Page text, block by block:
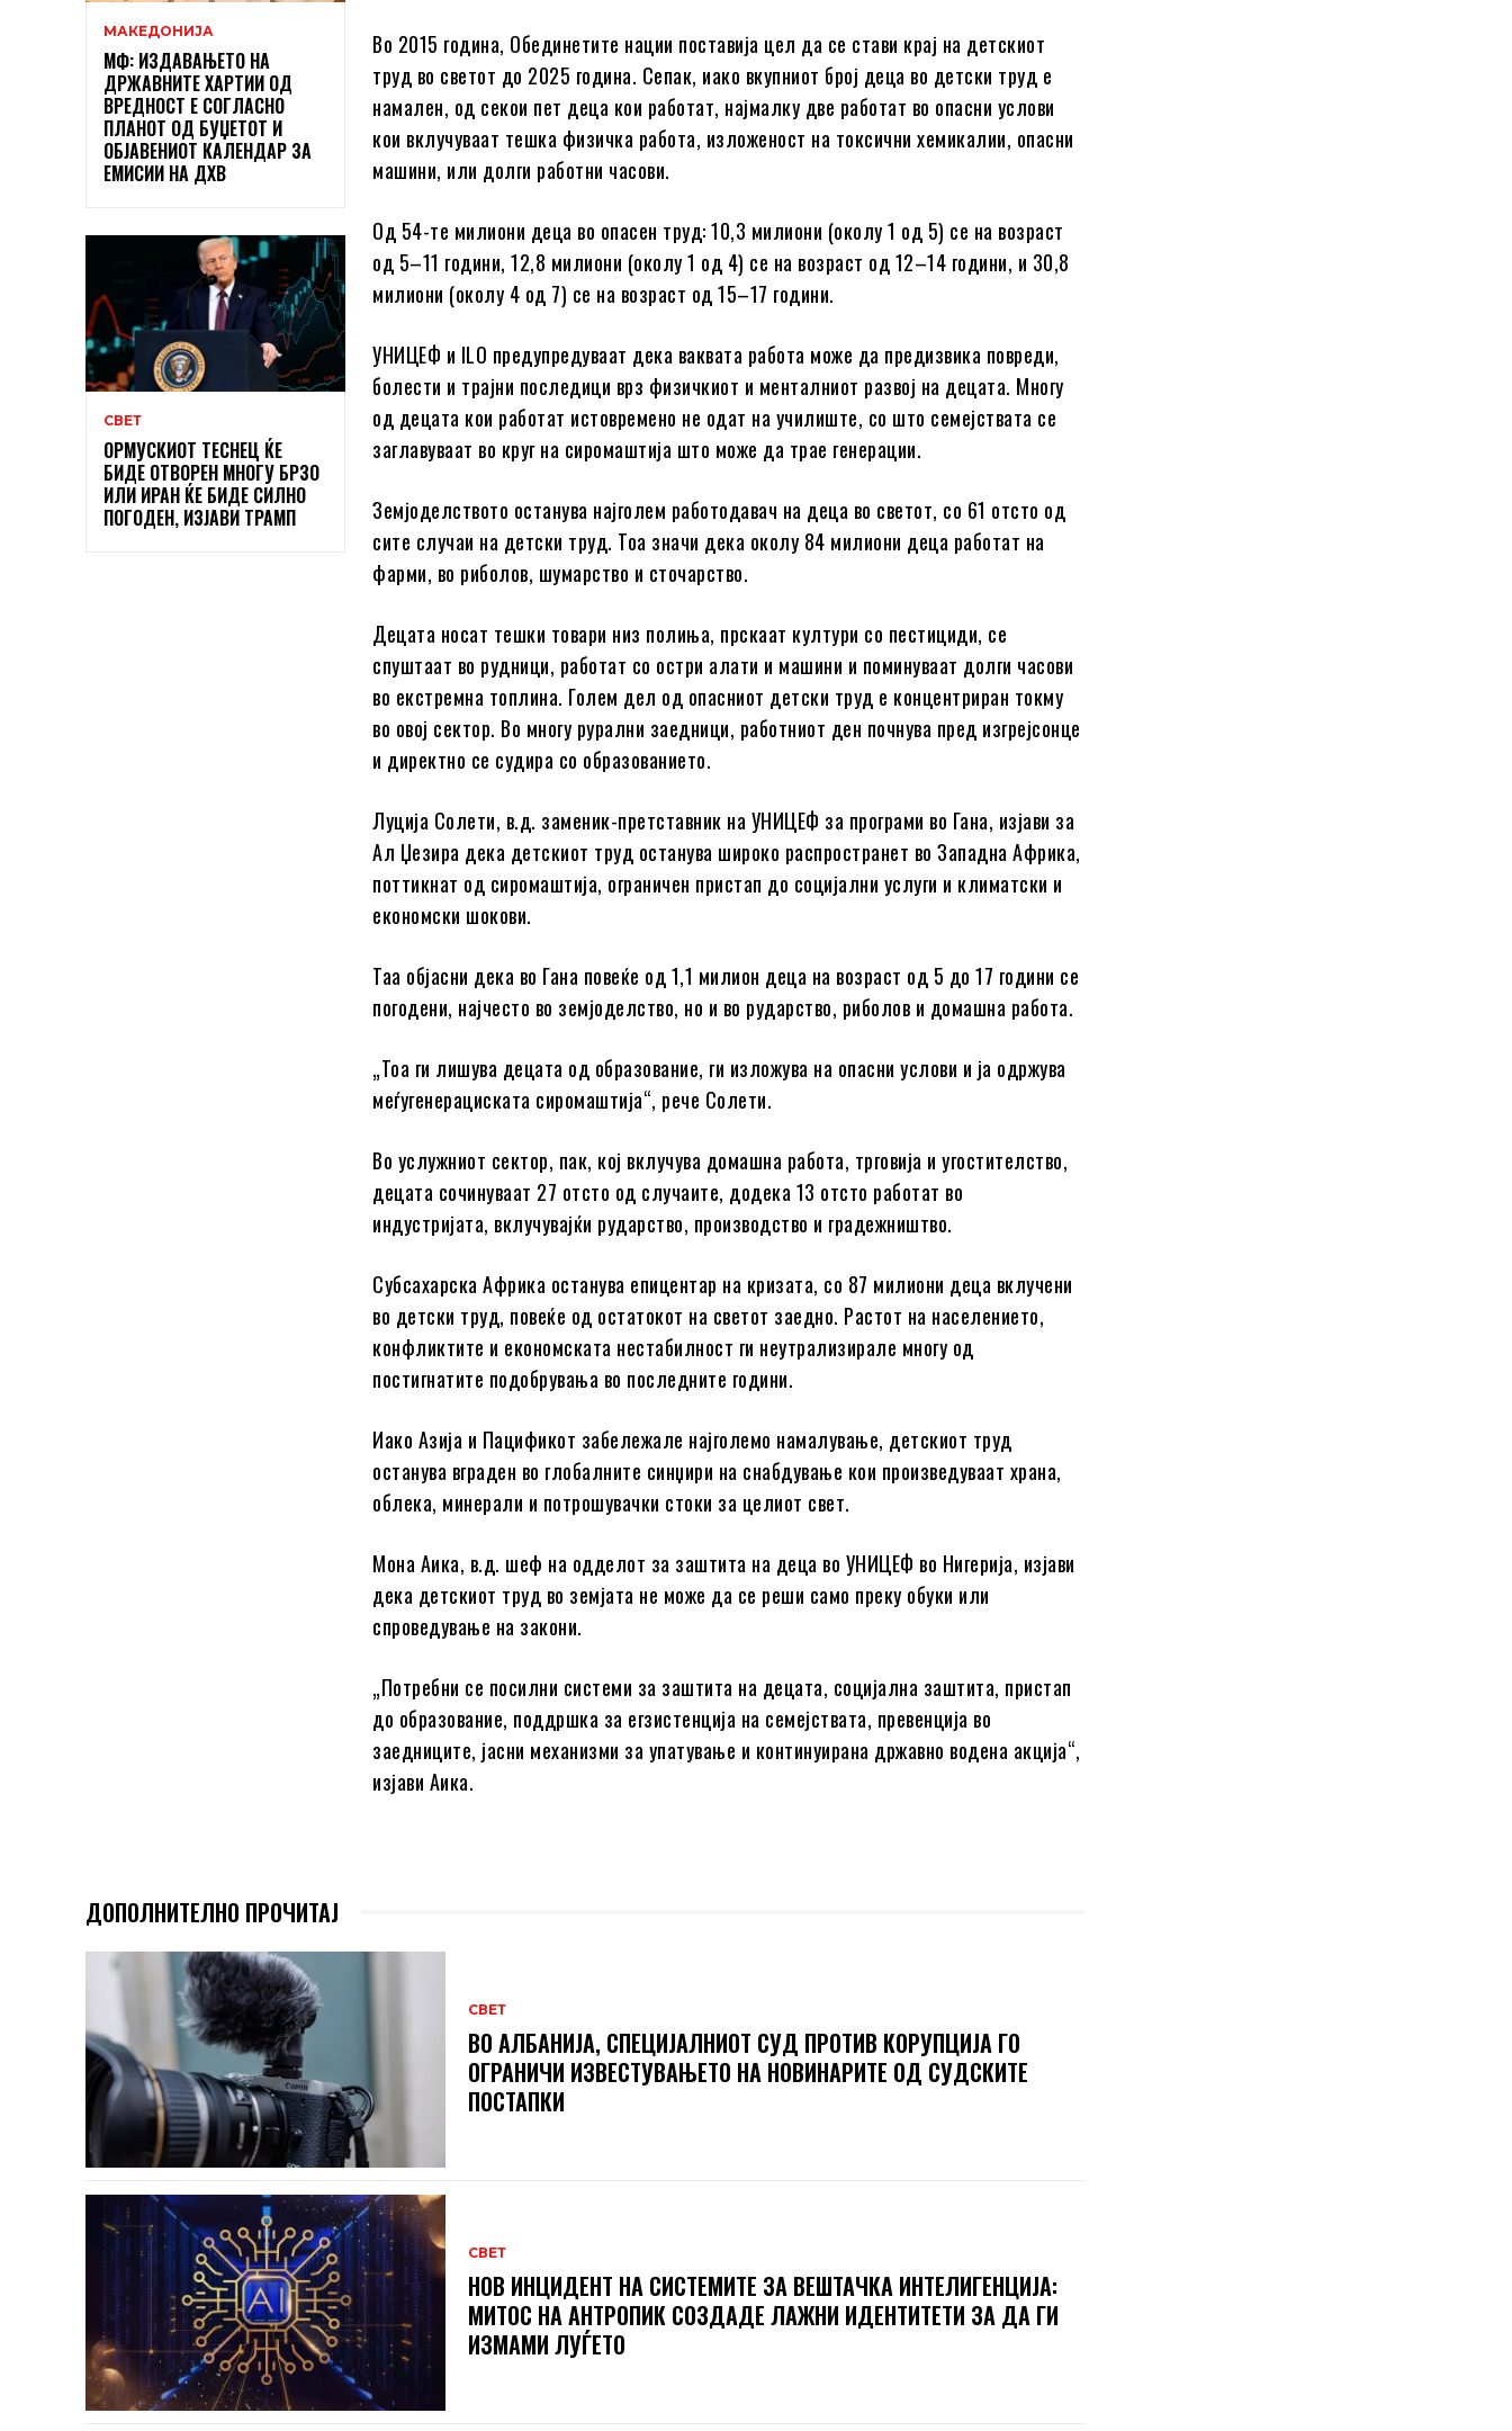
МАКЕДОНИЈА
МФ: ИЗДАВАЊЕТО НА
ДРЖАВНИТЕ ХАРТИИ ОД
ВРЕДНОСТ Е СОГЛАСНО
ПЛАНОТ ОД БУЏЕТОТ И
ОБЈАВЕНИОТ КАЛЕНДАР ЗА
ЕМИСИИ НА ДХВ
СВЕТ
ОРМУСКИОТ ТЕСНЕЦ ЌЕ
БИДЕ ОТВОРЕН МНОГУ БРЗО
ИЛИ ИРАН ЌЕ БИДЕ СИЛНО
ПОГОДЕН, ИЗЈАВИ ТРАМП
Во 2015 година, Обединетите нации поставија цел да се стави крај на детскиот
труд во светот до 2025 година. Сепак, иако вкупниот број деца во детски труд е
намален, од секои пет деца кои работат, најмалку две работат во опасни услови
кои вклучуваат тешка физичка работа, изложеност на токсични хемикалии, опасни
машини, или долги работни часови.
Од 54-те милиони деца во опасен труд: 10,3 милиони (околу 1 од 5) се на возраст
од 5–11 години, 12,8 милиони (околу 1 од 4) се на возраст од 12–14 години, и 30,8
милиони (околу 4 од 7) се на возраст од 15–17 години.
УНИЦЕФ и ILO предупредуваат дека ваквата работа може да предизвика повреди,
болести и трајни последици врз физичкиот и менталниот развој на децата. Многу
од децата кои работат истовремено не одат на училиште, со што семејствата се
заглавуваат во круг на сиромаштија што може да трае генерации.
Земјоделството останува најголем работодавач на деца во светот, со 61 отсто од
сите случаи на детски труд. Тоа значи дека околу 84 милиони деца работат на
фарми, во риболов, шумарство и сточарство.
Децата носат тешки товари низ полиња, прскаат култури со пестициди, се
спуштаат во рудници, работат со остри алати и машини и поминуваат долги часови
во екстремна топлина. Голем дел од опасниот детски труд е концентриран токму
во овој сектор. Во многу рурални заедници, работниот ден почнува пред изгрејсонце
и директно се судира со образованието.
Луција Солети, в.д. заменик-претставник на УНИЦЕФ за програми во Гана, изјави за
Ал Џезира дека детскиот труд останува широко распространет во Западна Африка,
поттикнат од сиромаштија, ограничен пристап до социјални услуги и климатски и
економски шокови.
Таа објасни дека во Гана повеќе од 1,1 милион деца на возраст од 5 до 17 години се
погодени, најчесто во земјоделство, но и во рударство, риболов и домашна работа.
„Тоа ги лишува децата од образование, ги изложува на опасни услови и ја одржува
меѓугенерациската сиромаштија“, рече Солети.
Во услужниот сектор, пак, кој вклучува домашна работа, трговија и угостителство,
децата сочинуваат 27 отсто од случаите, додека 13 отсто работат во
индустријата, вклучувајќи рударство, производство и градежништво.
Субсахарска Африка останува епицентар на кризата, со 87 милиони деца вклучени
во детски труд, повеќе од остатокот на светот заедно. Растот на населението,
конфликтите и економската нестабилност ги неутрализирале многу од
постигнатите подобрувања во последните години.
Иако Азија и Пацификот забележале најголемо намалување, детскиот труд
останува вграден во глобалните синџири на снабдување кои произведуваат храна,
облека, минерали и потрошувачки стоки за целиот свет.
Мона Аика, в.д. шеф на одделот за заштита на деца во УНИЦЕФ во Нигерија, изјави
дека детскиот труд во земјата не може да се реши само преку обуки или
спроведување на закони.
„Потребни се посилни системи за заштита на децата, социјална заштита, пристап
до образование, поддршка за егзистенција на семејствата, превенција во
заедниците, јасни механизми за упатување и континуирана државно водена акција“,
изјави Аика.
ДОПОЛНИТЕЛНО ПРОЧИТАЈ
СВЕТ
ВО АЛБАНИЈА, СПЕЦИЈАЛНИОТ СУД ПРОТИВ КОРУПЦИЈА ГО
ОГРАНИЧИ ИЗВЕСТУВАЊЕТО НА НОВИНАРИТЕ ОД СУДСКИТЕ
ПОСТАПКИ
СВЕТ
НОВ ИНЦИДЕНТ НА СИСТЕМИТЕ ЗА ВЕШТАЧКА ИНТЕЛИГЕНЦИЈА:
МИТОС НА АНТРОПИК СОЗДАДЕ ЛАЖНИ ИДЕНТИТЕТИ ЗА ДА ГИ
ИЗМАМИ ЛУЃЕТО